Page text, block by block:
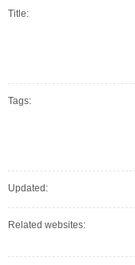
Title:
Tags:
Updated:
Related websites: